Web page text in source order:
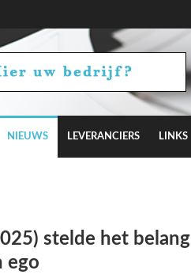
NIEUWS LEVERANCIERS LINKS
Town bij aan Hyde Park
stelde het belang
ego